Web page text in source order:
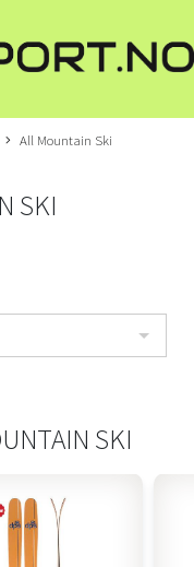
All Mountain Ski
SKI
SKI